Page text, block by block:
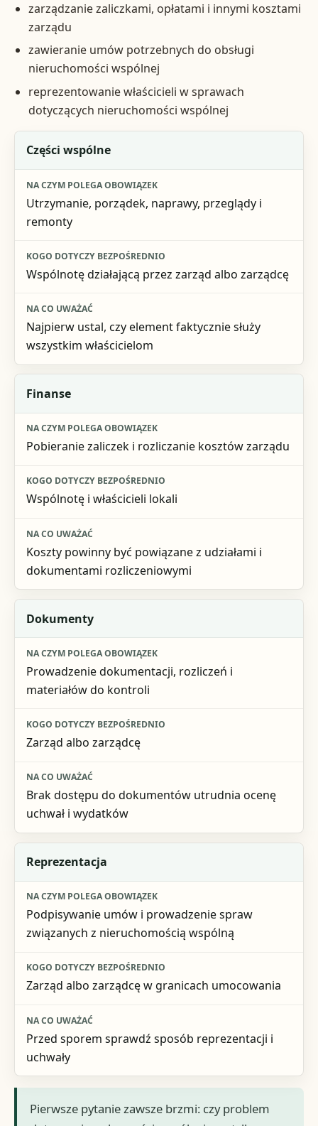
zarządzanie zaliczkami, opłatami i innymi kosztami
zarządu
zawieranie umów potrzebnych do obsługi
nieruchomości wspólnej
reprezentowanie właścicieli w sprawach
dotyczących nieruchomości wspólnej
Obszar
Na czym polega obowiązek
Kogo dotyczy bezpośrednio
Części wspólne
Utrzymanie, porządek, naprawy, przeglądy i
remonty
Wspólnotę działającą przez zarząd albo zarządcę
Najpierw ustal, czy element faktycznie służy
wszystkim właścicielom
Finanse
Pobieranie zaliczek i rozliczanie kosztów zarządu
Wspólnotę i właścicieli lokali
Koszty powinny być powiązane z udziałami i
dokumentami rozliczeniowymi
Dokumenty
Prowadzenie dokumentacji, rozliczeń i
materiałów do kontroli
Zarząd albo zarządcę
Brak dostępu do dokumentów utrudnia ocenę
uchwał i wydatków
Reprezentacja
Podpisywanie umów i prowadzenie spraw
związanych z nieruchomością wspólną
Zarząd albo zarządcę w granicach umocowania
Przed sporem sprawdź sposób reprezentacji i
uchwały
Pierwsze pytanie zawsze brzmi: czy problem